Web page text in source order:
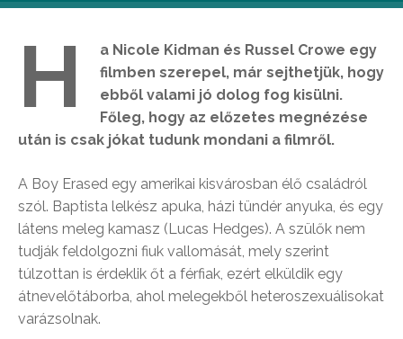
H
a Nicole Kidman és Russel Crowe egy
filmben szerepel, már sejthetjük, hogy
ebből valami jó dolog fog kisülni.
Főleg, hogy az előzetes megnézése
után is csak jókat tudunk mondani a filmről.
A Boy Erased egy amerikai kisvárosban élő családról
szól. Baptista lelkész apuka, házi tündér anyuka, és egy
látens meleg kamasz (Lucas Hedges). A szülők nem
tudják feldolgozni fiuk vallomását, mely szerint
túlzottan is érdeklik őt a férfiak, ezért elküldik egy
átnevelőtáborba, ahol melegekből heteroszexuálisokat
varázsolnak.